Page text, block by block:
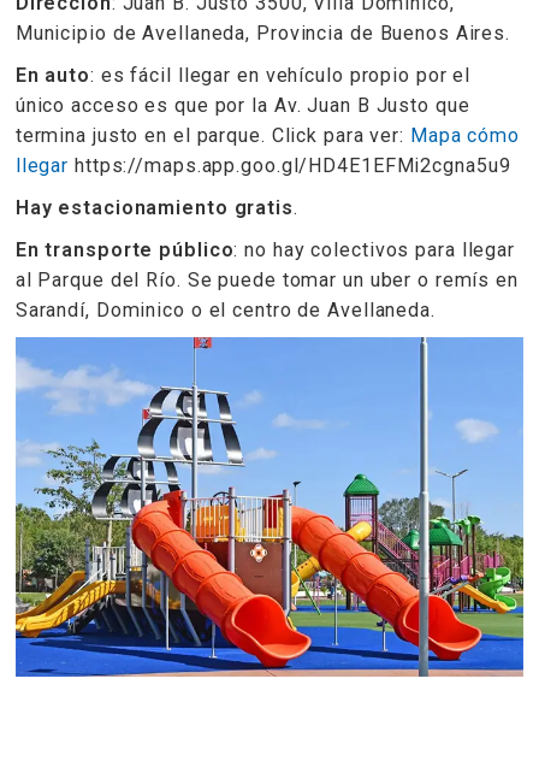
Municipio de Avellaneda, Provincia de Buenos Aires.
En auto: es fácil llegar en vehículo propio por el
único acceso es que por la Av. Juan B Justo que
termina justo en el parque. Click para ver: Mapa cómo
llegar https://maps.app.goo.gl/HD4E1EFMi2cgna5u9
Hay estacionamiento gratis.
En transporte público: no hay colectivos para llegar
al Parque del Río. Se puede tomar un uber o remís en
Sarandí, Dominico o el centro de Avellaneda.